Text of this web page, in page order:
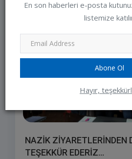
En son haberleri e-posta
listemize
Abone Ol
Hayır,
NAZİK ZİYARETLERİNDEN
TEŞEKKÜR EDERİZ...